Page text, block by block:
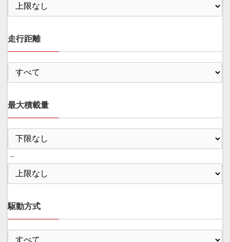
走行距離
最大積載量
～
駆動方式